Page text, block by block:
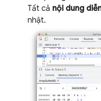
Tất cả nội dung
nhật.